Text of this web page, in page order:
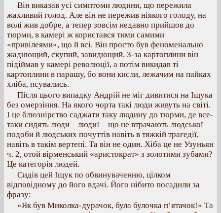
Він виказав усі симптоми людини, що пережила
жахливий голод. Але він не пережив ніякого голоду, на
волі жив добре, а тепер зовсім недавно прийшов до
тюрми, в камері ж користався тими самими
«привілеями», що й всі. Він просто був феноменально
жаднющий, скупий, завидющий. З-за картоплини він
підіймав у камері революції, а потім викидав ті
картоплини в парашу, бо вони кисли, лежачим на пайках
хліба, псувались.
Після цього випадку Андрій не міг дивитися на Іщука
без омерзіння. На якого чорта такі люди живуть на світі.
І це блюзнірство саджати таку людину до тюрми, де все-
таки сидять люди – люди! – що не втрачають людської
подоби й людських почуттів навіть в тяжкій трагедії,
навіть в такім вертепі. Та він не один. Хіба це не Узуньян
ч. 2, отой вірменський «аристократ» з золотими зубами?
Це категорія людей.
Сидів цей Іщук по обвинуваченню, цілком
відповідному до його вдачі. Його нібито посадили за
фразу:
«Як був Миколка-дурачок, була булочка п’ятачок!» Та